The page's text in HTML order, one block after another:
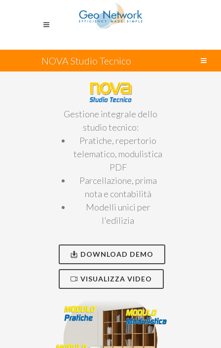
NOVA Studio Tecnico
Gestione integrale dello
studio tecnico:
Pratiche, repertorio
telematico, modulistica
PDF
Parcellazione, prima
nota e contabilità
Modelli unici per
l'edilizia
DOWNLOAD DEMO
VISUALIZZA VIDEO